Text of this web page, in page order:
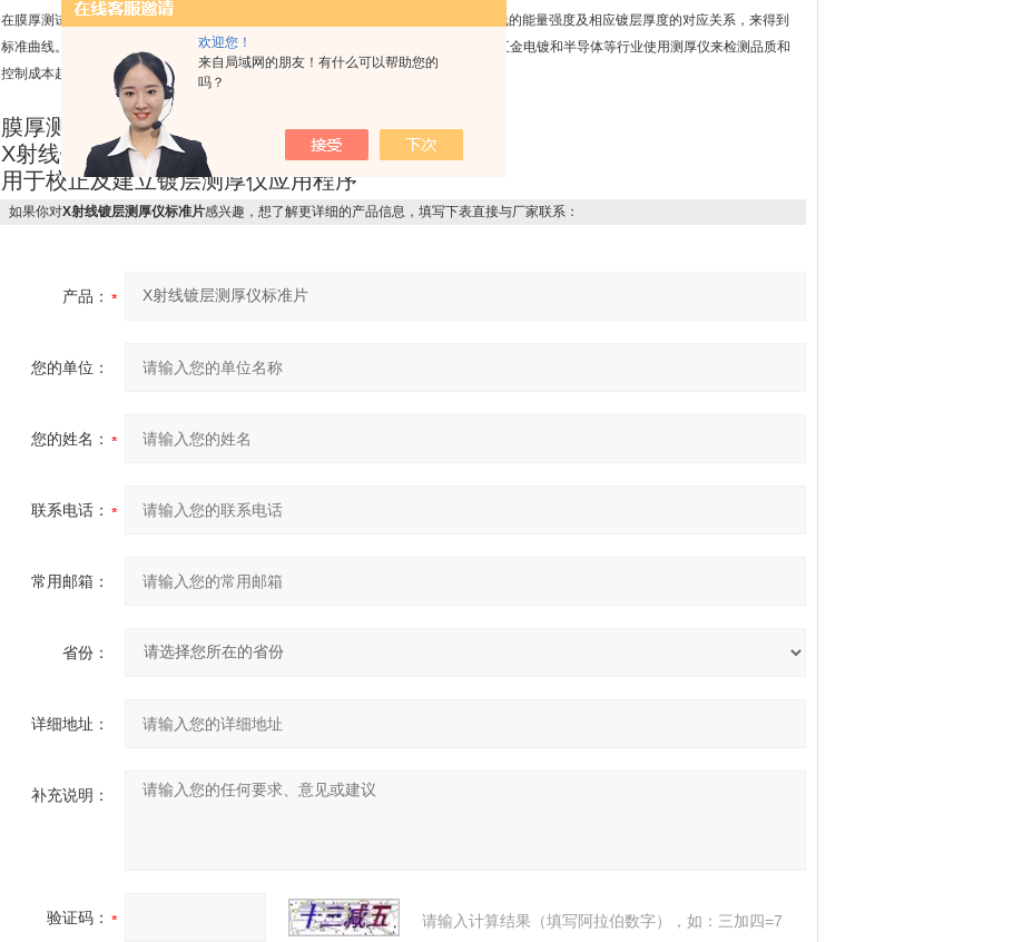
欢迎您！
来自局域网的朋友！有什么可以帮助您的
吗？
在膜厚测试中常用的标准曲线法，是测量已知厚度或组成的标准样品，根据荧光X-射线的能量强度及相应镀层厚度的对应关系，来得到
标准曲线。以此标准曲线来测量镀层样品，以得到镀层厚度或组成比率。对于PCB、五金电镀和半导体等行业使用测厚仪来检测品质和
控制成本起到了很重要的作用。
膜厚测试中常用的标准曲线法
X射线镀层测厚仪标准片
用于校正及建立镀层测厚仪应用程序
如果你对X射线镀层测厚仪标准片感兴趣，想了解更详细的产品信息，填写下表直接与厂家联系：
产品：
您的单位：
您的姓名：
联系电话：
常用邮箱：
省份：
详细地址：
补充说明：
验证码： 请输入计算结果（填写阿拉伯数字），如：三加四=7